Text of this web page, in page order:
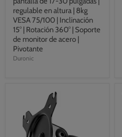
regulable en altura | 8kg
VESA 75/100 | Inclinación
15° | Rotación 360° | Soporte
de monitor de acero |
Pivotante
Duronic